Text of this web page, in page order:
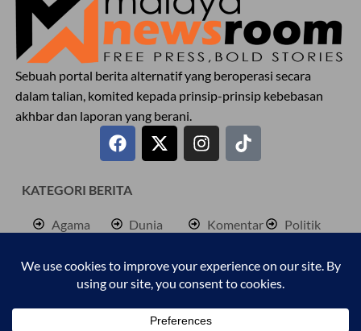
Sebuah portal berita alternatif yang beroperasi secara
dalam talian, komited kepada prinsip-prinsip kebebasan
akhbar dan laporan yang berani.
KATEGORI BERITA
Agama
Berita
Bisnes
Dunia
Jenayah
Kembara
Komentar
Palestine
Pendidkan
Politik
Sukan